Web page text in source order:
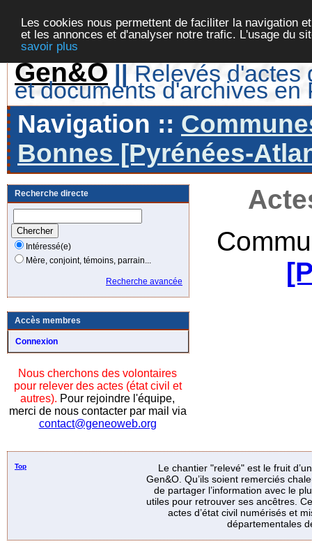
Les cookies nous permettent de faciliter la navigation
et les annonces et d'analyser notre trafic. L'usage du
savoir plus
Gen&O || Relevés d'actes
et documents d'archives en
Navigation ::
Bonnes [Pyrénées-
Recherche directe
Intéressé(e)
Mère, conjoint, témoins, parrain...
Recherche avancée
Accès membres
Connexion
Nous cherchons des volontaires
pour relever des actes (état civil et
autres). Pour rejoindre l'équipe,
merci de nous contacter par mail via
contact@geneoweb.org
Top
Le chantier "relevé" est le fruit
Gen&O. Qu’ils soient remerciés
de partager l’information avec le
utiles pour retrouver ses ancêtres.
actes d’état civil numérisés et
départementales